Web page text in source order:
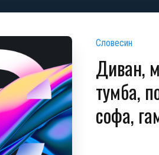
Словесин
Диван,
тумба,
софа,